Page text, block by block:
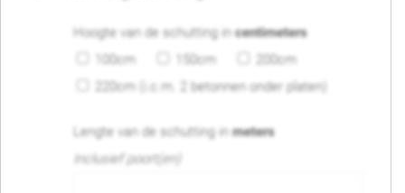
Hoogte van de schutting incentimeters
100cm
150cm
200cm
220cm (i.c.m. 2 betonnen onder platen)
Lengte van de schutting inmeters
Inclusief poort(en)